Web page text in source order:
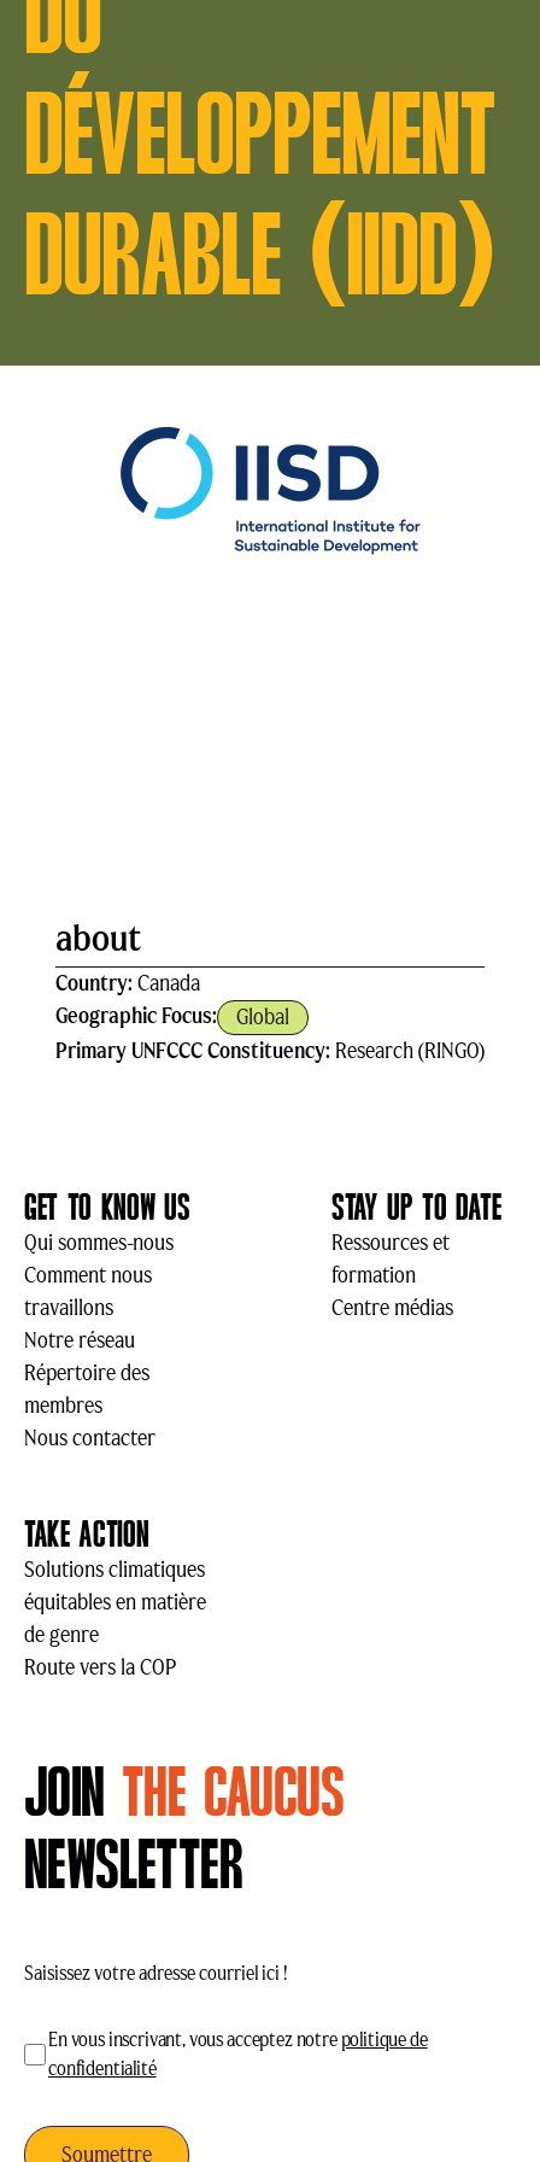
DÉVELOPPEMENT
DURABLE (IIDD)
about
Country: Canada
Geographic Focus:
Global
Primary UNFCCC Constituency: Research (RINGO)
GET TO KNOW US
Qui sommes-nous
Comment nous
travaillons
Notre réseau
Répertoire des
membres
Nous contacter
STAY UP TO DATE
Ressources et
formation
Centre médias
TAKE ACTION
Solutions climatiques
équitables en matière
de genre
Route vers la COP
JOIN THE CAUCUS
NEWSLETTER
acceptation(Nécessaire)
En vous inscrivant, vous acceptez notrepolitique de
confidentialité